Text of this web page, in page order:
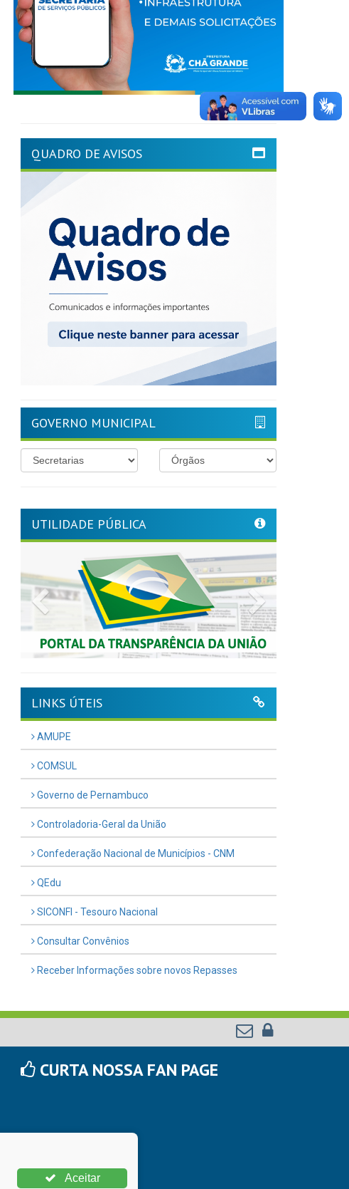
QUADRO DE AVISOS
GOVERNO MUNICIPAL
UTILIDADE PÚBLICA
Previous
LINKS ÚTEIS
AMUPE
COMSUL
Governo de Pernambuco
Controladoria-Geral da União
Confederação Nacional de Municípios - CNM
QEdu
SICONFI - Tesouro Nacional
Consultar Convênios
Receber Informações sobre novos Repasses
CURTA NOSSA FAN PAGE
Aceitar